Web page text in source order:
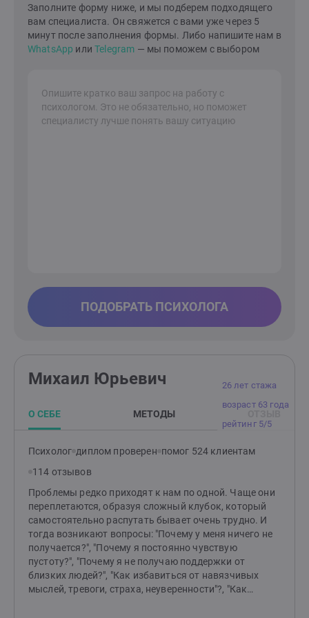
в семейной жизни и в вашем внутреннем
мире.Давайте сделаем это вместе!Я здесь, чтобы
поддержать вас на вашем пути к лучшей жизни.
Заполните форму ниже, и мы подберем подходящего
вам специалиста. Он свяжется с вами уже через 5
минут после заполнения формы. Либо напишите нам в
WhatsApp илиTelegram — мы поможем с выбором
ПОДОБРАТЬ ПСИХОЛОГА
26 лет стажа
возраст 63 года
рейтинг 5/5
Михаил Юрьевич
О СЕБЕ МЕТОДЫ
Психолог диплом проверен помог 524 клиентам
114 отзывов
Проблемы редко приходят к нам по одной. Чаще они
переплетаются, образуя сложный клубок, который
самостоятельно распутать бывает очень трудно. И
тогда возникают вопросы: "Почему у меня ничего не
получается?", "Почему я постоянно чувствую
пустоту?", "Почему я не получаю поддержки от
близких людей?", "Как избавиться от навязчивых
мыслей, тревоги, страха, неуверенности"?, "Как